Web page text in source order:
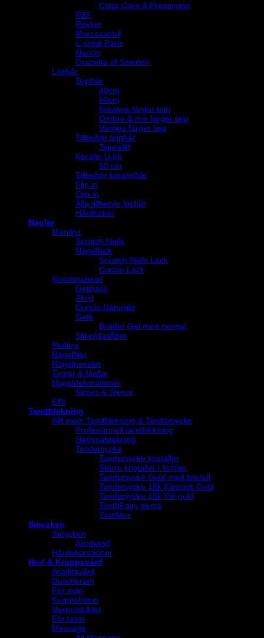
Color Care & Preserving
REF
Revlon
Moroccanoil
L´oréal Paris
Neccin
Grazette of Sweden
Löshår
Tejphår
40cm
60cm
Kreativa färger tejp
Ombre & mix färger tejp
Vanliga färger tejp
Tillbehör tejphår
Tejprefill
Keratin U-tip
50 cm
Tillbehör keratinhår
Flip in
Clip-in
Alla tillbehör löshår
Hårdockor
Naglar
Manikyr
Scratch Nails
Nagellack
Scratch Nails Lack
Cuccio Lack
Konstmaterial
Gelélack
Akryl
Cuccio Naturale
Gelé
Builder Gel med pensel
Silke/glasfiber
Pedikyr
Nagelfilar
Nagelpenslar
Tippar & Mallar
Nageldekorationer
Strass & Stenar
Elfil
Tandblekning
Allt inom Tandblekning & Tandsmycke
Professionell tandblekning
Hemmablekning
Tandsmycke
Tandsmycke kristaller
Större kristaller i former
Tandsmycke Guld med kristall
Tandsmycke 18k Klassisk Guld
Tandsmycke 18k Vitt guld
ToothFairy gems
Twinkles
Smycken
Smycken
Armband
Hårdekorationer
Hud & Kroppsvård
Ansiktsvård
Duschkräm
För män
Kroppslotion
Vaxprodukter
För laser
Massage